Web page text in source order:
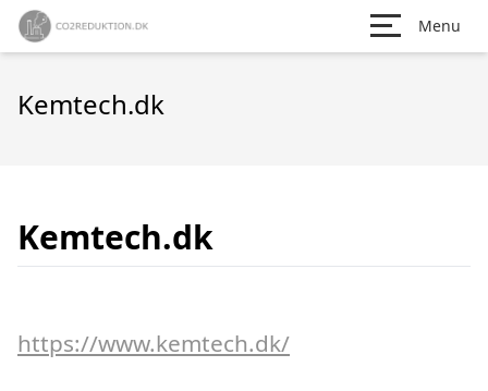
Menu
Kemtech.dk
Kemtech.dk
https://www.kemtech.dk/